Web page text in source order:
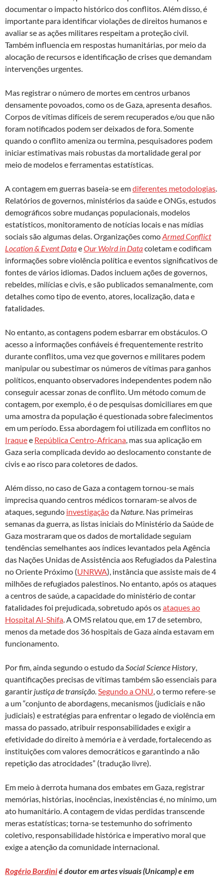
documentar o impacto histórico dos conflitos. Além disso, é
importante para identificar violações de direitos humanos e
avaliar se as ações militares respeitam a proteção civil.
Também influencia em respostas humanitárias, por meio da
alocação de recursos e identificação de crises que demandam
intervenções urgentes.
Mas registrar o número de mortes em centros urbanos
densamente povoados, como os de Gaza, apresenta desafios.
Corpos de vítimas difíceis de serem recuperados e/ou que não
foram notificados podem ser deixados de fora. Somente
quando o conflito ameniza ou termina, pesquisadores podem
iniciar estimativas mais robustas da mortalidade geral por
meio de modelos e ferramentas estatísticas.
A contagem em guerras baseia-se emdiferentes metodologias.
Relatórios de governos, ministérios da saúde e ONGs, estudos
demográficos sobre mudanças populacionais, modelos
estatísticos, monitoramento de notícias locais e nas mídias
sociais são algumas delas. Organizações comoArmed Conflict
Location & Event DataeOur Wolrd in Datacoletam e codificam
informações sobre violência política e eventos significativos de
fontes de vários idiomas. Dados incluem ações de governos,
rebeldes, milícias e civis, e são publicados semanalmente, com
detalhes como tipo de evento, atores, localização, data e
fatalidades.
No entanto, as contagens podem esbarrar em obstáculos. O
acesso a informações confiáveis é frequentemente restrito
durante conflitos, uma vez que governos e militares podem
manipular ou subestimar os números de vítimas para ganhos
políticos, enquanto observadores independentes podem não
conseguir acessar zonas de conflito. Um método comum de
contagem, por exemplo, é o de pesquisas domiciliares em que
uma amostra da população é questionada sobre falecimentos
em um período. Essa abordagem foi utilizada em conflitos no
Iraquee República Centro-Africana, mas sua aplicação em
Gaza seria complicada devido ao deslocamento constante de
civis e ao risco para coletores de dados.
Além disso, no caso de Gaza a contagem tornou-se mais
imprecisa quando centros médicos tornaram-se alvos de
ataques, segundo investigaçãoda Nature. Nas primeiras
semanas da guerra, as listas iniciais do Ministério da Saúde de
Gaza mostraram que os dados de mortalidade seguiam
tendências semelhantes aos índices levantados pela Agência
das Nações Unidas de Assistência aos Refugiados da Palestina
no Oriente Próximo (UNRWA), instância que assiste mais de 4
milhões de refugiados palestinos. No entanto, após os ataques
a centros de saúde, a capacidade do ministério de contar
fatalidades foi prejudicada, sobretudo após osataques ao
Hospital Al-Shifa. A OMS relatou que, em 17 de setembro,
menos da metade dos 36 hospitais de Gaza ainda estavam em
funcionamento.
Por fim, ainda segundo o estudo daSocial Science History,
quantificações precisas de vítimas também são essenciais para
garantir justiça de transição.Segundo a ONU, o termo refere-se
a um “conjunto de abordagens, mecanismos (judiciais e não
judiciais) e estratégias para enfrentar o legado de violência em
massa do passado, atribuir responsabilidades e exigir a
efetividade do direito à memória e à verdade, fortalecendo as
instituições com valores democráticos e garantindo a não
repetição das atrocidades” (tradução livre).
Em meio à derrota humana dos embates em Gaza, registrar
memórias, histórias, inocências, inexistências é, no mínimo, um
ato humanitário. A contagem de vidas perdidas transcende
meras estatísticas; torna-se testemunho do sofrimento
coletivo, responsabilidade histórica e imperativo moral que
exige a atenção da comunidade internacional.
Rogério Bordinié doutor em artes visuais (Unicamp) e em